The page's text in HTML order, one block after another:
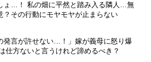
ょ…！ 私の畑に平然と踏み入る隣人…無
？その行動にモヤモヤが止まらない
発言が許せない…！」嫁が義母に怒り爆
仕方ないと言うけれど諦めるべき？